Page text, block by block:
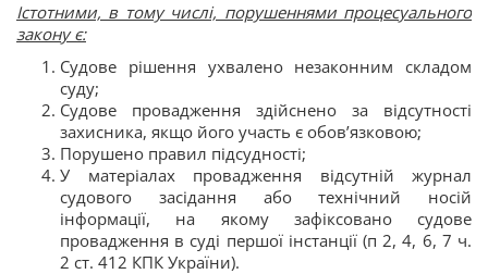
Істотними, в тому числі, порушеннями процесуального
закону є:
Судове рішення ухвалено незаконним складом
суду;
Судове провадження здійснено за відсутності
захисника, якщо його участь є обов’язковою;
Порушено правил підсудності;
У матеріалах провадження відсутній журнал
судового засідання або технічний носій
інформації, на якому зафіксовано судове
провадження в суді першої інстанції (п 2, 4, 6, 7 ч.
2 ст. 412 КПК України).